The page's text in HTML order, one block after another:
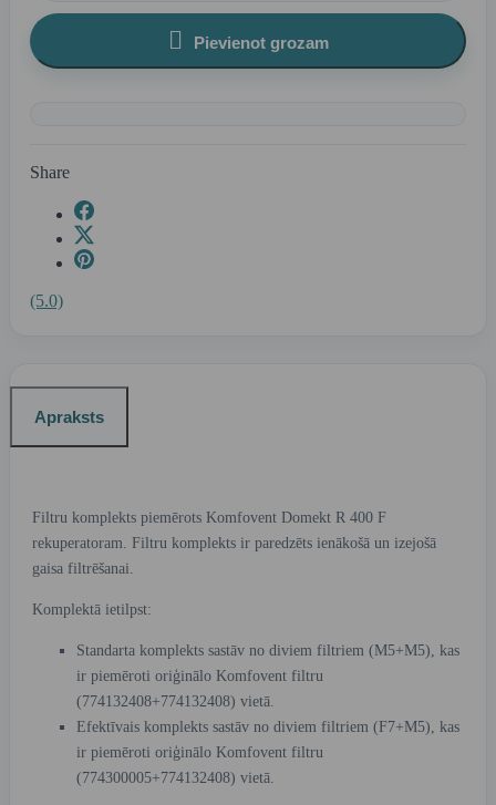
 Pievienot grozam
Share
(5.0)
Apraksts
Filtru komplekts piemērots Komfovent Domekt R 400 F
rekuperatoram. Filtru komplekts ir paredzēts ienākošā un izejošā
gaisa filtrēšanai.
Komplektā ietilpst:
Standarta komplekts sastāv no diviem filtriem (M5+M5), kas
ir piemēroti oriģinālo Komfovent filtru
(774132408+774132408) vietā.
Efektīvais komplekts sastāv no diviem filtriem (F7+M5), kas
ir piemēroti oriģinālo Komfovent filtru
(774300005+774132408) vietā.